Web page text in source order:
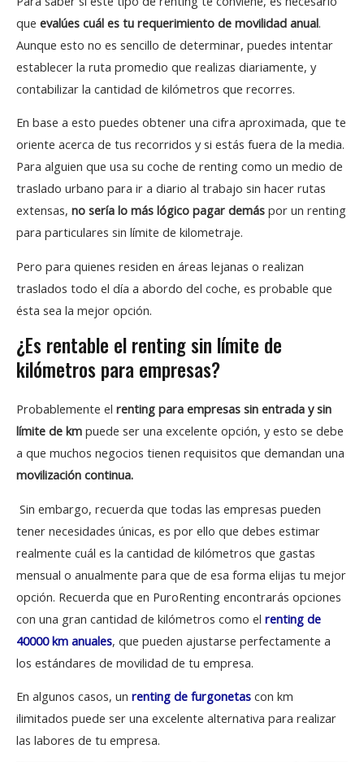
que evalúes cuál es tu requerimiento de movilidad anual.
Aunque esto no es sencillo de determinar, puedes intentar
establecer la ruta promedio que realizas diariamente, y
contabilizar la cantidad de kilómetros que recorres.
En base a esto puedes obtener una cifra aproximada, que te
oriente acerca de tus recorridos y si estás fuera de la media.
Para alguien que usa su coche de renting como un medio de
traslado urbano para ir a diario al trabajo sin hacer rutas
extensas, no sería lo más lógico pagar demás por un renting
para particulares sin límite de kilometraje.
Pero para quienes residen en áreas lejanas o realizan
traslados todo el día a abordo del coche, es probable que
ésta sea la mejor opción.
¿Es rentable el renting sin límite de
kilómetros para empresas?
Probablemente el renting para empresas sin entrada y sin
límite de km puede ser una excelente opción, y esto se debe
a que muchos negocios tienen requisitos que demandan una
movilización continua.
Sin embargo, recuerda que todas las empresas pueden
tener necesidades únicas, es por ello que debes estimar
realmente cuál es la cantidad de kilómetros que gastas
mensual o anualmente para que de esa forma elijas tu mejor
opción. Recuerda que en PuroRenting encontrarás opciones
con una gran cantidad de kilómetros como el renting de
40000 km anuales, que pueden ajustarse perfectamente a
los estándares de movilidad de tu empresa.
En algunos casos, un renting de furgonetas con km
ilimitados puede ser una excelente alternativa para realizar
las labores de tu empresa.